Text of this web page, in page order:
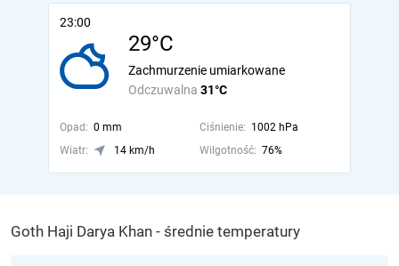
23:00
29°C
Odczuwalna 31°C
Zachmurzenie umiarkowane
Opad: 0 mm Ciśnienie: 1002 hPa
Wiatr:
14 km/h Wilgotność: 76%
Goth Haji Darya Khan - średnie temperatury